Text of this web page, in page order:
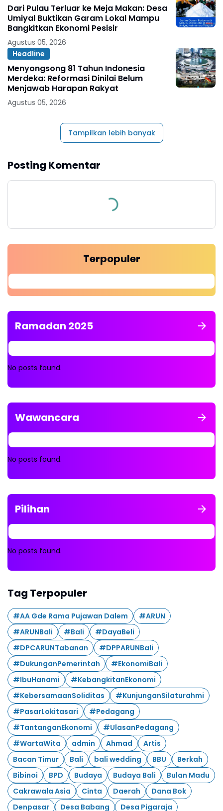
Dari Pulau Terluar ke Meja Makan: Desa
Umiyal Buktikan Garam Lokal Mampu
Bangkitkan Ekonomi Pesisir
Agustus 05, 2026
Headline
Menyongsong 81 Tahun Indonesia
Merdeka: Reformasi Dinilai Belum
Menjawab Harapan Rakyat
Agustus 05, 2026
Tampilkan lebih banyak
Posting Komentar
Terpopuler
Ramadan 2025
No posts found.
Wawancara
No posts found.
Pilihan
No posts found.
Tag Terpopuler
#AA Gde Rama Pujawan Dalem
#ARUN
#ARUNBali
#Bali
#DayaBeli
#DPCARUNTabanan
#DPPARUNBali
#DukunganPemerintah
#EkonomiBali
#IbuHanami
#KebangkitanEkonomi
#KebersamaanSoliditas
#KunjunganSilaturahmi
#PasarLokitasari
#Pedagang
#TantanganEkonomi
#UlasanPedagang
#WartaWita
admin Ahmad
Artis
Bacan Timur
Bali bali wedding BBU
Berkah
Bibinoi
BPD Budaya Budaya Bali
Bulan Madu
Cakrawala Asia
Cinta Daerah
Dana Bok
Denpasar
Desa Babang Desa Pigaraja